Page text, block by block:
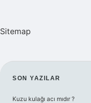
Sitemap
SIDEBAR
SON YAZILAR
Kuzu kulağı acı mıdır ?